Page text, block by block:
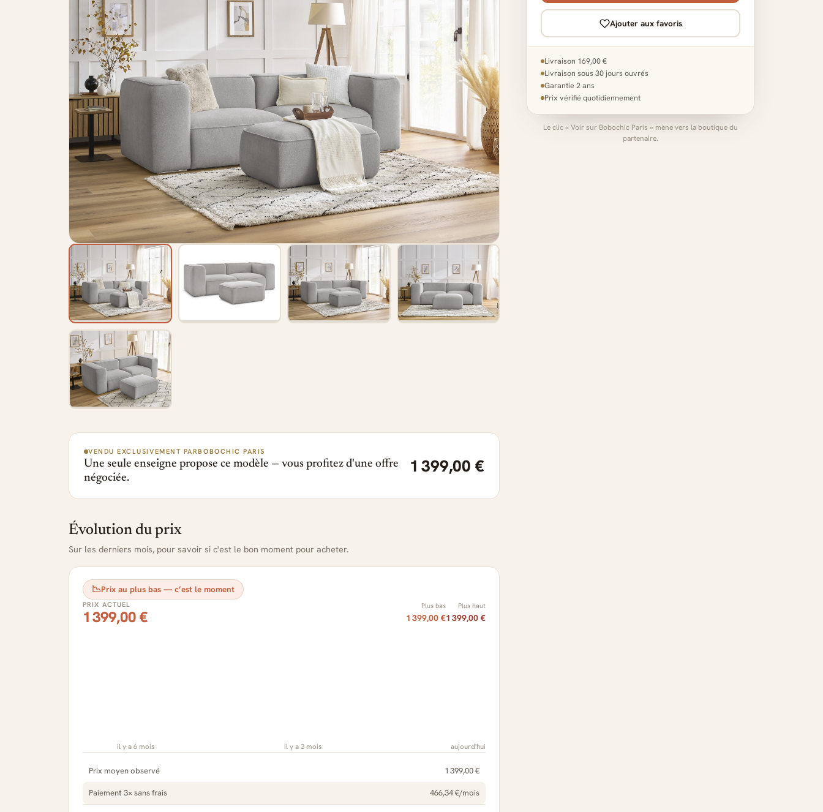
VENDU EXCLUSIVEMENT PARBOBOCHIC PARIS
Une seule enseigne propose ce modèle — vous profitez d'une offre
négociée.
1 399,00 €
Évolution du prix
Sur les derniers mois, pour savoir si c'est le bon moment pour acheter.
📉Prix au plus bas — c’est le moment
PRIX ACTUEL
1 399,00 €
Plus bas
1 399,00 €
Plus haut
1 399,00 €
il y a 6 mois il y a 3 mois aujourd'hui
Prix moyen observé 1 399,00 €
Paiement 3× sans frais 466,34 €/mois
Ajouter aux favoris
Livraison 169,00 €
Livraison sous 30 jours ouvrés
Garantie 2 ans
Prix vérifié quotidiennement
Le clic « Voir sur Bobochic Paris » mène vers la boutique du
partenaire.